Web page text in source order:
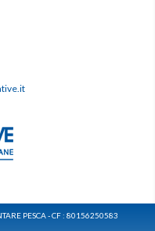
PESCA - CF : 80156250583